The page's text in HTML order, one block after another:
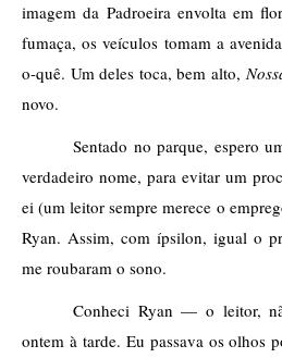
imagem da Padroeira envolta em
fumaça, os veículos tomam a
o-quê. Um deles toca, bem alto,
novo.
Sentado no parque, espero
verdadeiro nome, para evitar um
ei (um leitor sempre merece o
Ryan. Assim, com ípsilon, igual o
me roubaram o sono.
Conheci Ryan — o leitor,
ontem à tarde. Eu passava os olhos